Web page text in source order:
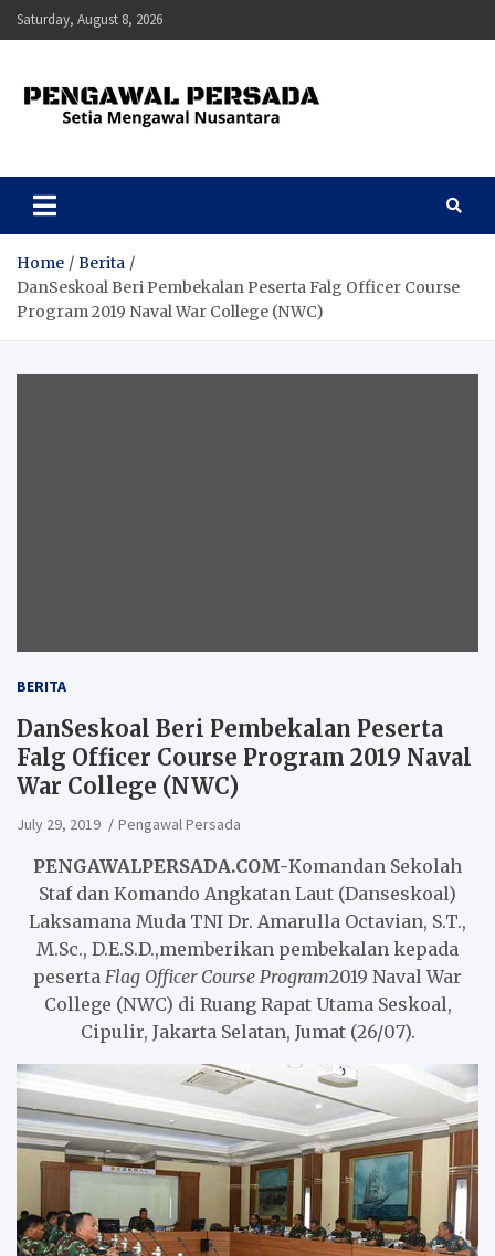
Skip
to
Saturday, August 8, 2026
Pengawal Persada
Home
Berita
DanSeskoal Beri Pembekalan Peserta Falg Officer Course
Program 2019 Naval War College (NWC)
BERITA
DanSeskoal Beri Pembekalan Peserta
Falg Officer Course Program 2019 Naval
War College (NWC)
July 29, 2019 Pengawal Persada
PENGAWALPERSADA.COM-Komandan Sekolah
Staf dan Komando Angkatan Laut (Danseskoal)
Laksamana Muda TNI Dr. Amarulla Octavian, S.T.,
M.Sc., D.E.S.D.,memberikan pembekalan kepada
peserta Flag Officer Course Program2019 Naval War
College (NWC) di Ruang Rapat Utama Seskoal,
Cipulir, Jakarta Selatan, Jumat (26/07).